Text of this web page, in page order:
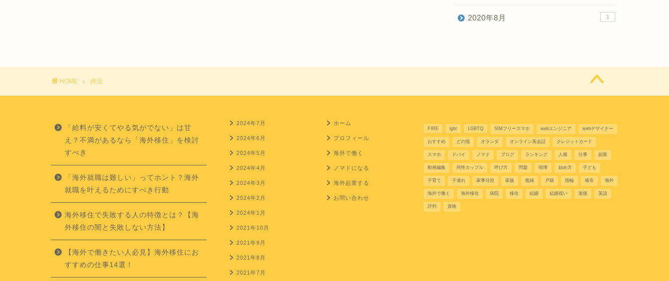
2020年8月 1
HOME 終活
「給料が安くてやる気がでない」は甘
え？不満があるなら「海外移住」を検討
すべき
「海外就職は難しい」ってホント？海外
就職を叶えるためにすべき行動
海外移住で失敗する人の特徴とは？【海
外移住の闇と失敗しない方法】
【海外で働きたい人必見】海外移住にお
すすめの仕事14選！
2024年7月
2024年6月
2024年5月
2024年4月
2024年3月
2024年2月
2024年1月
2021年10月
2021年9月
2021年8月
2021年7月
ホーム
プロフィール
海外で働く
ノマドになる
海外起業する
お問い合わせ
FIRE lgbt LGBTQ SIMフリースマホ webエンジニア webデザイナー
おすすめ どの指 オランダ オンライン英会話 クレジットカード
スマホ ドバイ ノマド ブログ ランキング 人種 仕事 副業
動画編集 同性カップル 呼び方 問題 喧嘩 始め方 子ども
子育て 子連れ 家事分担 家族 復縁 戸籍 指輪 格安 海外
海外で働く 海外移住 病院 移住 結婚 結婚祝い 老後 英語
評判 資格